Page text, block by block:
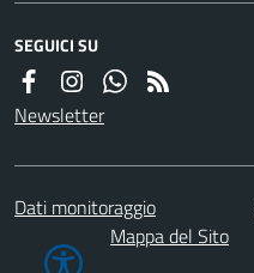
SEGUICI SU
Newsletter
Dati monitoraggio
Mappa del Sito